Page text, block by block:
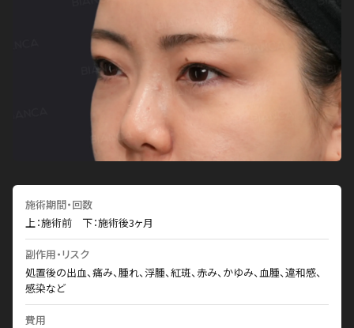
施術期間・回数
上：施術前 下：施術後3ヶ月
副作用・リスク
処置後の出血、痛み、腫れ、浮腫、紅斑、赤み、かゆみ、血腫、違和感、
感染など
費用